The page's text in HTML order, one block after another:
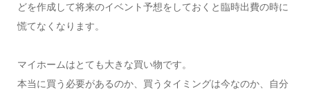
どを作成して将来のイベント予想をしておくと臨時出費の時に
慌てなくなります。
マイホームはとても大きな買い物です。
本当に買う必要があるのか、買うタイミングは今なのか、自分